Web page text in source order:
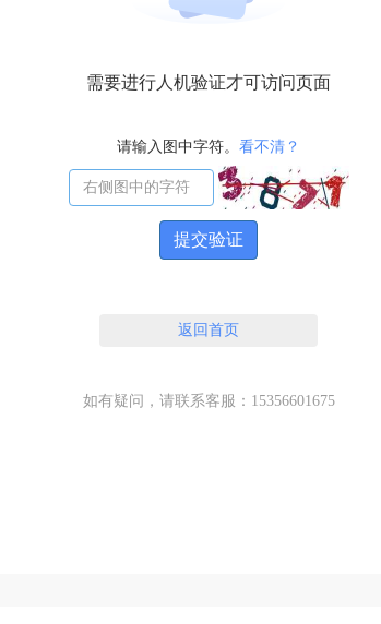
需要进行人机验证才可访问页面
请输入图中字符。 看不清？
提交验证
返回首页
如有疑问，请联系客服：15356601675